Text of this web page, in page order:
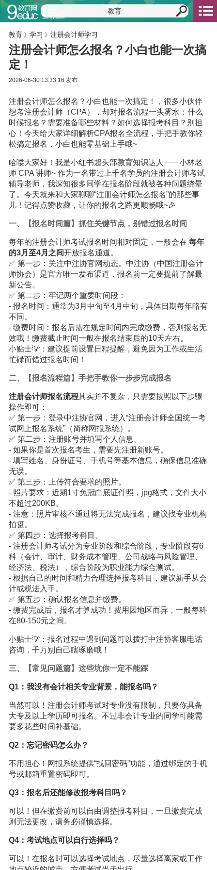
教育 》 学习 》 注册会计师学习
注册会计师怎么报名？小白也能一次搞
定！
2026-06-30 13:33:16 发布
注册会计师怎么报名？小白也能一次搞定！，很多小伙伴
想考注册会计师（CPA），却对报名流程一头雾水：什么
时候报名？需要准备哪些材料？如何选择报考科目？别担
心！今天给大家详细解析CPA报名全流程，手把手教你轻
松搞定报名，小白也能零基础上手哦~
哈喽大家好！我是小红书超头部教育知识达人——小林老
师 CPA 讲师~ 作为一名带过上千名学员的注册会计师考试
辅导老师，我深知很多同学在报名阶段就被各种问题绕晕
了。今天就来和大家聊聊“注册会计师怎么报名”的那些事
儿！记得点赞收藏，让你的报名之路更顺畅哦~🎉
一、【报名时间篇】抓住关键节点，别错过报名时间
每年的注册会计师考试报名时间相对固定，一般会在 每年
的3月至4月之间开放报名通道。
✅ 第一步：关注中注协官网动态。中注协（中国注册会计
师协会）是官方唯一发布渠道，报名前一定要提前了解最
新公告。
✅ 第二步：牢记两个重要时间段：
- 报名时间：通常为3月中旬至4月中旬，具体日期每年略有
不同。
- 缴费时间：报名后需在规定时间内完成缴费，否则报名无
效哦！缴费截止时间一般在报名结束后的10天左右。
小贴士💡：建议提前设置日程提醒，避免因为工作或生活
忙碌而错过报名时间！
二、【报名流程篇】手把手教你一步步完成报名
注册会计师报名流程其实并不复杂，只需要按照以下步骤
操作即可：
✅ 第一步：登录中注协官网，进入“注册会计师全国统一考
试网上报名系统”（简称网报系统）。
✅ 第二步：注册账号并填写个人信息。
- 如果你是首次报名考生，需要先注册新账号。
- 填写姓名、身份证号、手机号等基本信息，确保信息准确
无误。
✅ 第三步：上传符合要求的照片。
- 照片要求：近期1寸免冠白底证件照，jpg格式，文件大小
不超过200KB。
- 注意：照片审核不通过将无法完成报名，建议找专业机构
拍摄。
✅ 第四步：选择报考科目。
- 注册会计师考试分为专业阶段和综合阶段，专业阶段有6
科（会计、审计、财务成本管理、公司战略与风险管理、
经济法、税法），综合阶段为职业能力综合测试。
- 根据自己的时间和精力合理选择报考科目，建议新手从会
计或税法入手。
✅ 第五步：确认报名信息并缴费。
- 缴费完成后，报名才算成功！费用因地区而异，一般每科
在80-150元之间。
小贴士💡：报名过程中遇到问题可以拨打中注协客服电话
咨询，千万别自己瞎琢磨哦！
三、【常见问题篇】这些坑你一定不能踩
Q1：我没有会计相关专业背景，能报名吗？
当然可以！注册会计师考试对专业没有限制，只要你具备
大专及以上学历即可报名。不过非会计专业的同学可能需
要多花些时间补基础。
Q2：忘记密码怎么办？
不用担心！网报系统提供“找回密码”功能，通过绑定的手机
号或邮箱重置密码即可。
Q3：报名后还能修改报考科目吗？
可以！但在缴费前可以自由调整报考科目，一旦缴费完成
则无法更改，请务必谨慎选择。
Q4：考试地点可以自行选择吗？
可以！在报名时可以选择考试地点，尽量选择离家或工作